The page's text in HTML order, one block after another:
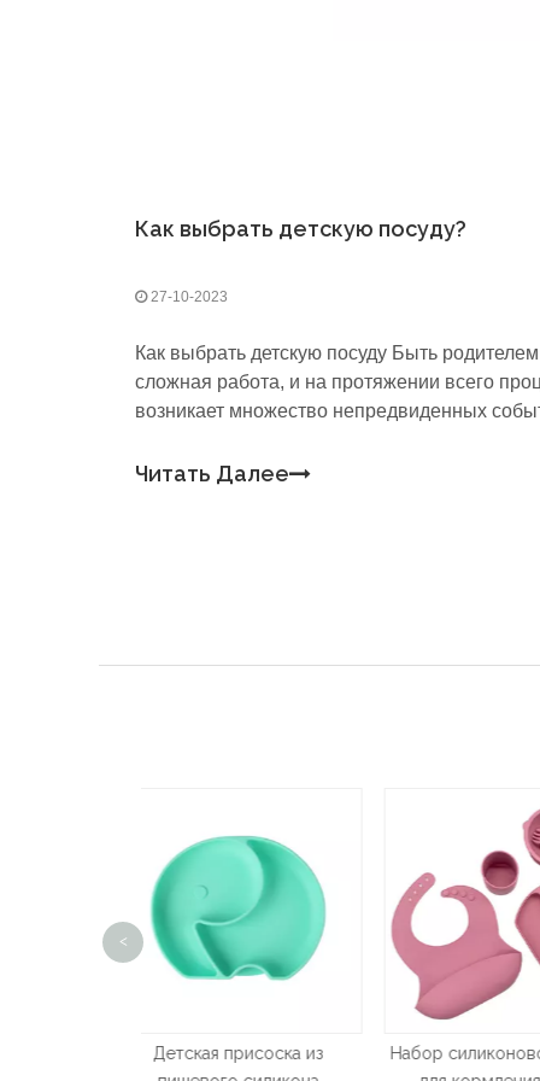
Как выбрать детскую посуду?
27-10-2023
Как выбрать детскую посуду Быть
сложная работа, и на протяжении всего
возникает множество непредвиденных
упомянуть один аспект — детскую
Читать Далее
Набор силиконовой посуды
Набор для
<